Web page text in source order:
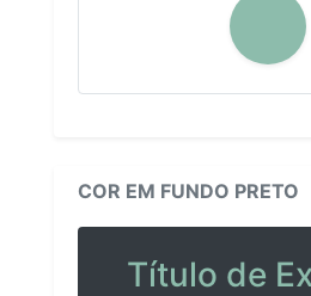
COR EM FUNDO PRETO
Título de